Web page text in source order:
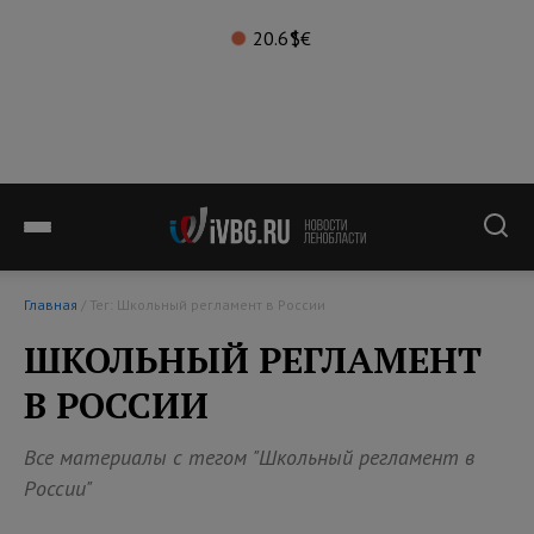
20.6°$€
Главная / Тег: Школьный регламент в России
ШКОЛЬНЫЙ РЕГЛАМЕНТ
В РОССИИ
Все материалы с тегом "Школьный регламент в
России"